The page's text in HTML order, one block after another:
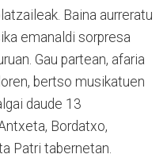
Baina aurreratu
emanaldi sorpresa
Gau partean, afaria
bertso musikatuen
daude 13
Bordatxo,
Patri tabernetan.